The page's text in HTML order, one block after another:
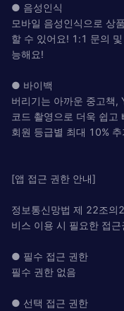
● 음성인식
모바일 음성인식으로 상
할 수 있어요! 1:1 문의
능해요!
● 바이백
버리기는 아까운 중고책,
코드 촬영으로 더욱 쉽고
회원 등급별 최대 10% 추
[앱 접근 권한 안내]
정보통신망법 제 22조의
비스 이용 시 필요한 접
● 필수 접근 권한
필수 권한 없음
● 선택 접근 권한